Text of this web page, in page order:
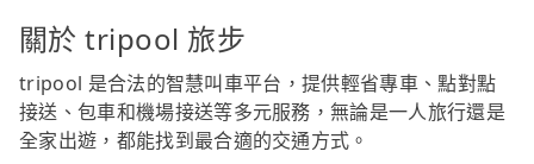
關於 tripool 旅步
tripool 是合法的智慧叫車平台，提供輕省專車、點對點
接送、包車和機場接送等多元服務，無論是一人旅行還是
全家出遊，都能找到最合適的交通方式。